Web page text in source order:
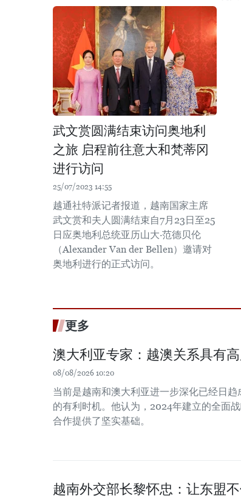
武文赏圆满结束访问奥地利
之旅 启程前往意大和梵蒂冈
进行访问
25/07/2023 14:55
越通社特派记者报道，越南国家主席
武文赏和夫人圆满结束自7月23日至25
日应奥地利总统亚历山大·范德贝伦
（Alexander Van der Bellen）邀请对
奥地利进行的正式访问。
更多
澳大利亚专家：越澳关系具有
08/08/2026 10:20
当前是越南和澳大利亚进一步深化已经日
的有利时机。他认为，2024年建立的全面
合作提供了坚实基础。
越南外交部长黎怀忠：让东盟